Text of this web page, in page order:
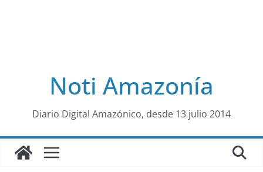
al
Noti Amazonía
Diario Digital Amazónico, desde 13 julio 2014